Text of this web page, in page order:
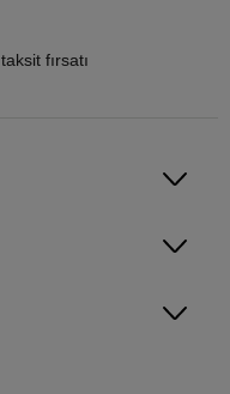
fırsatı